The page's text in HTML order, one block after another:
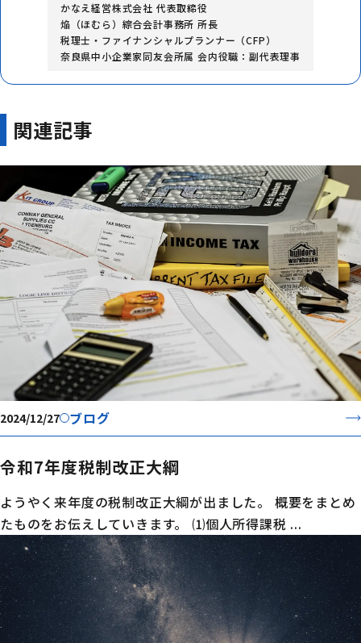
かなえ経営株式会社 代表取締役
焔（ほむら）綜合会計事務所 所長
税理士・ファイナンシャルプランナー（CFP）
奈良県中小企業家同友会所属 会内役職：副代表理事
関連記事
2024/12/27 ブログ
令和7年度税制改正大綱
ようやく来年度の税制改正大綱が出ました。 概要をまとめ
たものをお伝えしていきます。 ⑴個人所得課税 ...